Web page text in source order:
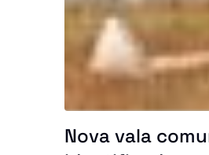
dinheiro alegadamente
uma vida de luxo,
viaturas topo de gama,
caros e festas
Nova vala